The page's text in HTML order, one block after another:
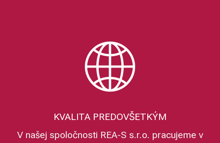
KVALITA PREDOVŠETKÝM
V našej spoločnosti REA-S s.r.o. pracujeme v